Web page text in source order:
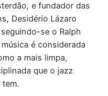
e fundador das
Desidério Lázaro
se o Ralph
é considerada
a mais limpa,
que o jazz